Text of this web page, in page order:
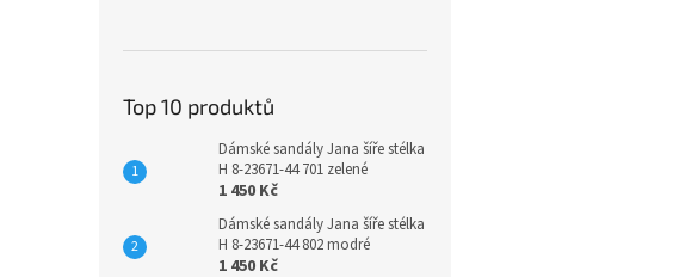
Top 10 produktů
Dámské sandály Jana šíře stélka
H 8-23671-44 701 zelené
1 450 Kč
Dámské sandály Jana šíře stélka
H 8-23671-44 802 modré
1 450 Kč